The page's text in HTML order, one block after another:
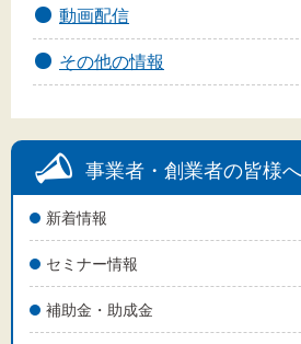
黒 白 黄
事業者・創業者の皆様へ
新着情報
セミナー情報
補助金・助成金
動画配信
その他の情報